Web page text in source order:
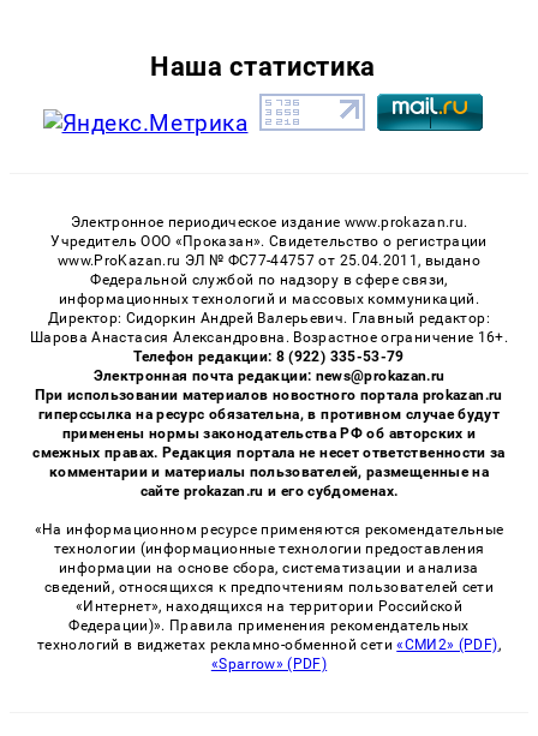
Наша статистика
Электронное периодическое издание www.prokazan.ru.
Учредитель ООО «Проказан». Cвидетельство о регистрации
www.ProKazan.ru ЭЛ № ФС77-44757 от 25.04.2011, выдано
Федеральной службой по надзору в сфере связи,
информационных технологий и массовых коммуникаций.
Директор: Сидоркин Андрей Валерьевич. Главный редактор:
Шарова Анастасия Александровна. Возрастное ограничение 16+.
Телефон редакции: 8 (922) 335-53-79
Электронная почта редакции: news@prokazan.ru
При использовании материалов новостного портала prokazan.ru
гиперссылка на ресурс обязательна, в противном случае будут
применены нормы законодательства РФ об авторских и
смежных правах. Редакция портала не несет ответственности за
комментарии и материалы пользователей, размещенные на
сайте prokazan.ru и его субдоменах.
«На информационном ресурсе применяются рекомендательные
технологии (информационные технологии предоставления
информации на основе сбора, систематизации и анализа
сведений, относящихся к предпочтениям пользователей сети
«Интернет», находящихся на территории Российской
Федерации)». Правила применения рекомендательных
технологий в виджетах рекламно-обменной сети«СМИ2» (PDF),
«Sparrow» (PDF)